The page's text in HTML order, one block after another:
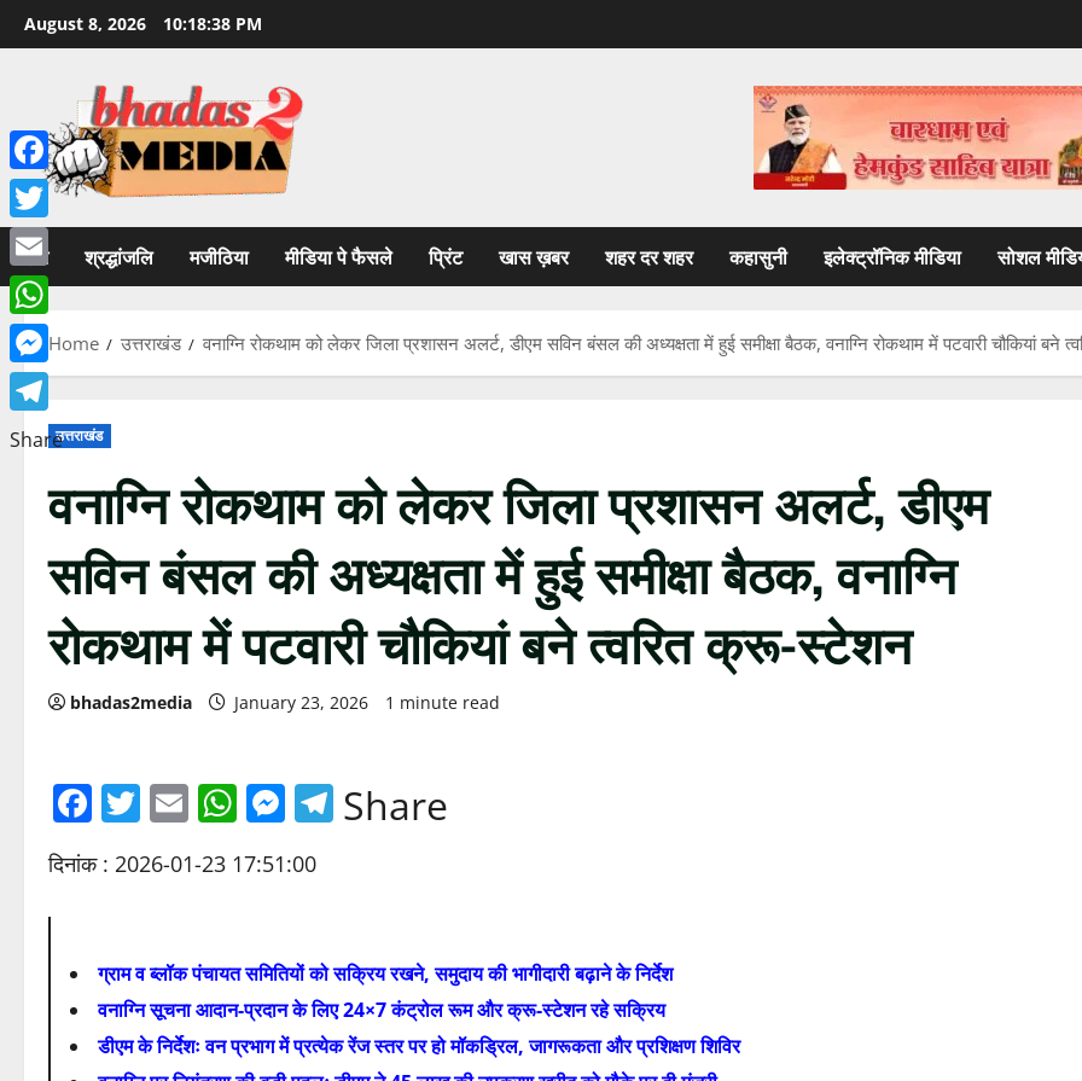
Skip
to
August 8, 2026 10:18:40 PM
होम श्रद्धांजलि मजीठिया मीडिया पे फैसले प्रिंट खास ख़बर शहर दर शहर कहासुनी इलेक्ट्रॉनिक मीडिया सोशल
Home उत्तराखंड वनाग्नि रोकथाम को लेकर जिला प्रशासन अलर्ट, डीएम सविन बंसल की अध्यक्षता में हुई समीक्षा बैठक, वनाग्नि रोकथाम में पटवारी चौकियां बने
उत्तराखंड
वनाग्नि रोकथाम को लेकर जिला प्रशासन अलर्ट, डीएम
सविन बंसल की अध्यक्षता में हुई समीक्षा बैठक, वनाग्नि
रोकथाम में पटवारी चौकियां बने त्वरित क्रू-स्टेशन
bhadas2media January 23, 2026 1 minute read
Facebook
Twitter
EmailWhatsApp
Messenger
Telegram
Share
दिनांक : 2026-01-23 17:51:00
ग्राम व ब्लॉक पंचायत समितियों को सक्रिय रखने, समुदाय की भागीदारी बढ़ाने के निर्देश
वनाग्नि सूचना आदान-प्रदान के लिए 24×7 कंट्रोल रूम और क्रू-स्टेशन रहे सक्रिय
डीएम के निर्देशः वन प्रभाग में प्रत्येक रेंज स्तर पर हो मॉकड्रिल, जागरूकता और प्रशिक्षण शिविर
Facebook
Twitter
Email
WhatsApp
Messenger
Telegram
Share